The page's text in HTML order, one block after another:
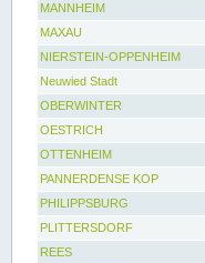
MANNHEIM
MAXAU
NIERSTEIN-OPPENHEIM
Neuwied Stadt
OBERWINTER
OESTRICH
OTTENHEIM
PANNERDENSE KOP
PHILIPPSBURG
PLITTERSDORF
REES